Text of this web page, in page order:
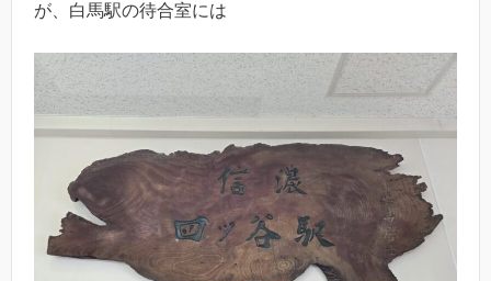
が、白馬駅の待合室には